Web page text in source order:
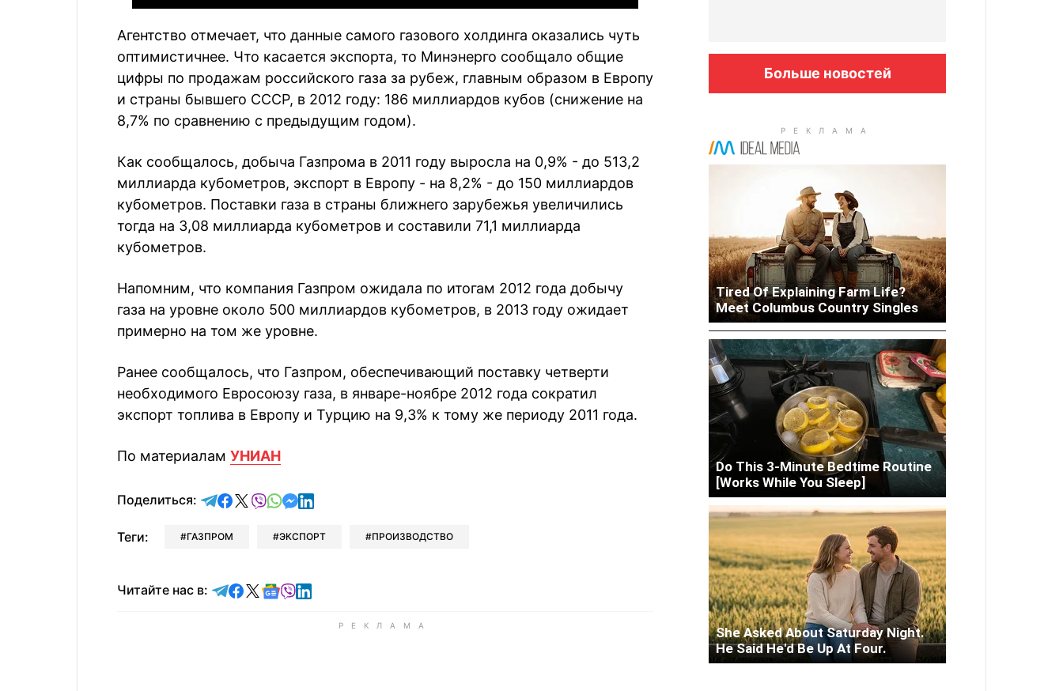
Агентство отмечает, что данные самого газового холдинга оказались чуть
оптимистичнее. Что касается экспорта, то Минэнерго сообщало общие
цифры по продажам российского газа за рубеж, главным образом в Европу
и страны бывшего СССР, в 2012 году: 186 миллиардов кубов (снижение на
8,7% по сравнению с предыдущим годом).
Как сообщалось, добыча Газпрома в 2011 году выросла на 0,9% - до 513,2
миллиарда кубометров, экспорт в Европу - на 8,2% - до 150 миллиардов
кубометров. Поставки газа в страны ближнего зарубежья увеличились
тогда на 3,08 миллиарда кубометров и составили 71,1 миллиарда
кубометров.
Напомним, что компания Газпром ожидала по итогам 2012 года добычу
газа на уровне около 500 миллиардов кубометров, в 2013 году ожидает
примерно на том же уровне.
Ранее сообщалось, что Газпром, обеспечивающий поставку четверти
необходимого Евросоюзу газа, в январе-ноябре 2012 года сократил
экспорт топлива в Европу и Турцию на 9,3% к тому же периоду 2011 года.
По материалам УНИАН
Поделиться: отправить в Telegram
поделиться в Facebook
поделиться в X
отправить в Viber
отправить в Whatsapp
отправить в Messenger
отправить в LinkedIn
Теги: ГАЗПРОМ ЭКСПОРТ ПРОИЗВОДСТВО
Читайте нас в: Читайте в Telegram
Читайте в Facebook
Читайте в X
Читайте в Google news
Читайте в Viber
Читайте в LinkedIn
Больше новостей